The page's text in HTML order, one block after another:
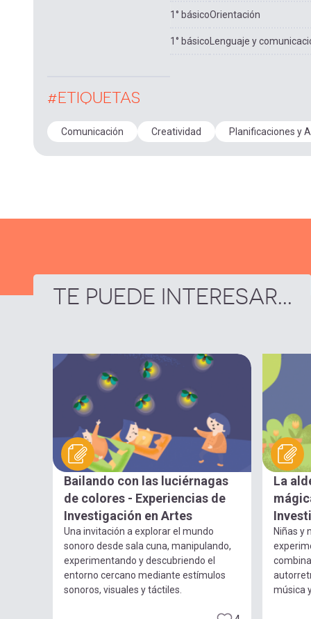
1° básicoOrientación
1° básico Lenguaje y
#ETIQUETAS
Comunicación Creatividad Planificaciones y
TE PUEDE INTERESAR...
Bailando con las luciérnagas
de colores - Experiencias de
Investigación en Artes
Una invitación a explorar el mundo
sonoro desde sala cuna, manipulando,
experimentando y descubriendo el
entorno cercano mediante estímulos
sonoros, visuales y táctiles.
La
Niñas y
música